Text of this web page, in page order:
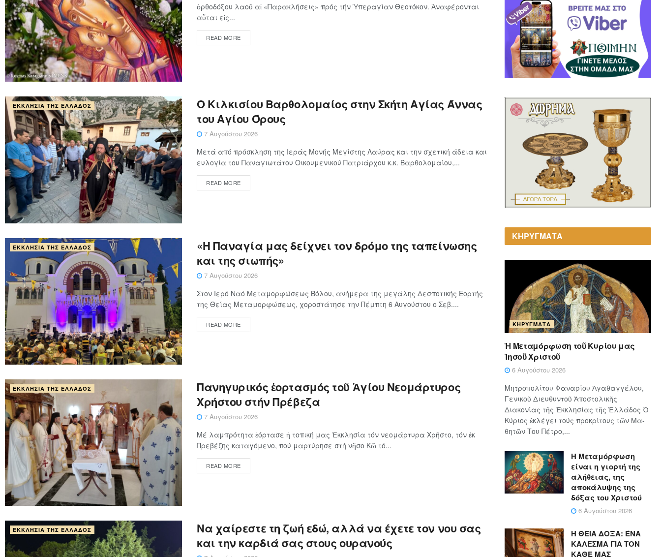
ὀρθοδόξου λαοῦ αἱ «Παρακλήσεις» πρός τήν Ὑπεραγίαν Θεοτόκον. Ἀναφέρονται
αὗται εἰς...
READ MORE
ΕΚΚΛΗΣΊΑ ΤΗΣ ΕΛΛΆΔΟΣ
Ο Κιλκισίου Βαρθολομαίος στην Σκήτη Αγίας Άννας
του Αγίου Όρους
7 Αυγούστου 2026
Μετά από πρόσκληση της Ιεράς Μονής Μεγίστης Λαύρας και την σχετική άδεια και
ευλογία του Παναγιωτάτου Οικουμενικού Πατριάρχου κ.κ. Βαρθολομαίου,...
READ MORE
ΕΚΚΛΗΣΊΑ ΤΗΣ ΕΛΛΆΔΟΣ
«Η Παναγία μας δείχνει τον δρόμο της ταπείνωσης
και της σιωπής»
7 Αυγούστου 2026
Στον Ιερό Ναό Μεταμορφώσεως Βόλου, ανήμερα της μεγάλης Δεσποτικής Εορτής
της Θείας Μεταμορφώσεως, χοροστάτησε την Πέμπτη 6 Αυγούστου ο Σεβ....
READ MORE
ΕΚΚΛΗΣΊΑ ΤΗΣ ΕΛΛΆΔΟΣ
Πανηγυρικός ἑορτασμός τοῦ Ἁγίου Νεομάρτυρος
Χρήστου στήν Πρέβεζα
7 Αυγούστου 2026
Μέ λαμπρότητα ἑόρτασε ἡ τοπική μας Ἐκκλησία τόν νεομάρτυρα Χρῆστο, τόν ἐκ
Πρεβέζης καταγόμενο, πού μαρτύρησε στή νῆσο Κῶ τό...
READ MORE
ΕΚΚΛΗΣΊΑ ΤΗΣ ΕΛΛΆΔΟΣ
Να χαίρεστε τη ζωή εδώ, αλλά να έχετε τον νου σας
και την καρδιά σας στους ουρανούς
ΚΗΡΥΓΜΑΤΑ
ΚΗΡΎΓΜΑΤΑ
Ἡ Μεταμόρφωση τοῦ Κυρίου μας
Ἰησοῦ Χριστοῦ
6 Αυγούστου 2026
Μητροπολίτου Φαναρίου Ἀγαθαγγέλου,
Γενικοῦ Διευθυντοῦ Ἀποστολικῆς
Διακονίας τῆς Ἐκκλησίας τῆς Ἑλλάδος Ὁ
Κύ­ρι­ος ἐκλέγει τούς προ­κρί­τους τῶν Μα­
θη­τῶν Του Πέ­τρο,...
Η Μεταμόρφωση
είναι η γιορτή της
αλήθειας, της
αποκάλυψης της
δόξας του Χριστού
6 Αυγούστου 2026
Η ΘΕΙΑ ΔΟΞΑ: ΈΝΑ
ΚΑΛΕΣΜΑ ΓΙΑ ΤΟΝ
ΚΑΘΕ ΜΑΣ